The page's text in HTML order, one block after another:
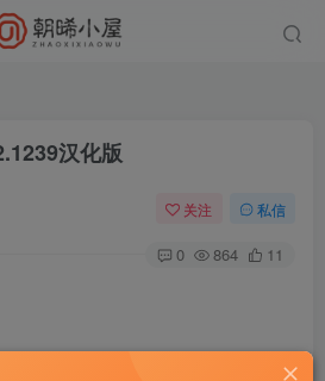
汉化版
关注 私信
0 864 11